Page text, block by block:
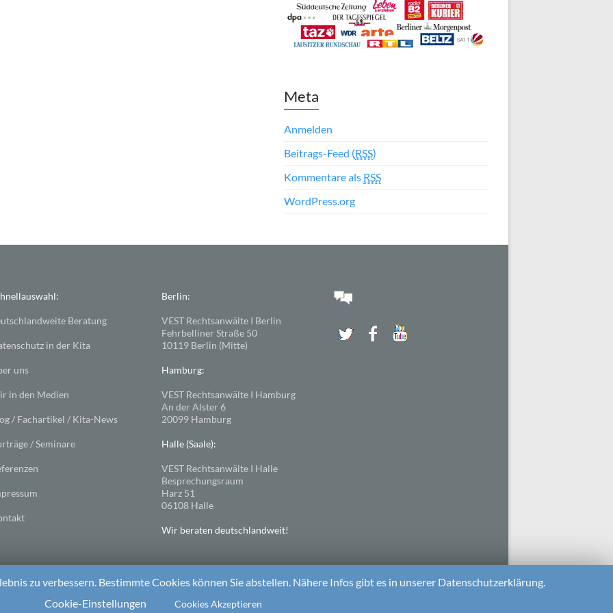
Meta
Anmelden
Beitrags-Feed (RSS)
Kommentare als RSS
WordPress.org
Beratung
in der Kita
uns
in den Medien
/ Fachartikel / Kita-News
/ Seminare
Berlin:
VEST Rechtsanwälte I Berlin
Fehrbelliner Straße 50
10119 Berlin (Mitte)
Hamburg:
VEST Rechtsanwälte I Hamburg
An der Alster 6
20099 Hamburg
Halle (Saale):
VEST Rechtsanwälte I Halle
Besprechungsraum
Harz 51
06108 Halle
Wir beraten deutschlandweit!
zu verbessern. Bestimmte Cookies können Sie abstellen. Nähere Infos gibt es in unserer Datenschutzerklärung.
Cookie-Einstellungen
Cookies Akzeptieren